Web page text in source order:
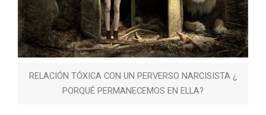
RELACIÓN TÓXICA CON UN PERVERSO NARCISISTA ¿
PORQUÉ PERMANECEMOS EN ELLA?